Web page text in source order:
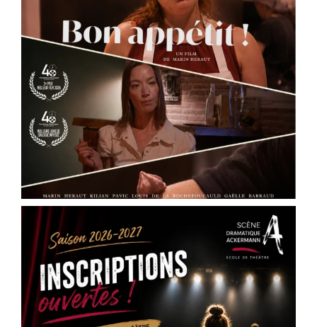
✨ Pour les ados : cycles théâtre et
accompagnement à la pratique scénique
✨ Pour les
See More
Photo
View on Facebook Share